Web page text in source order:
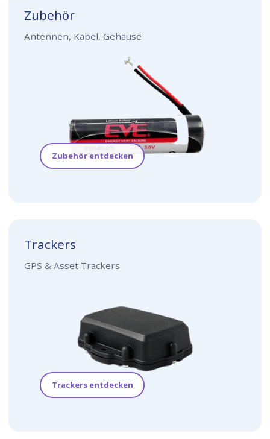
Zubehör
Antennen, Kabel, Gehäuse
Zubehör entdecken
Trackers
GPS & Asset Trackers
Trackers entdecken